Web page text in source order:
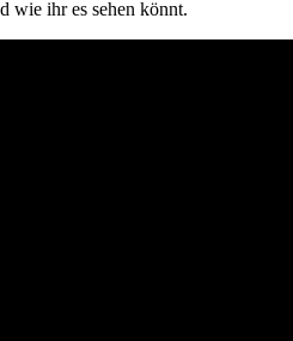
wie ihr es sehen könnt.